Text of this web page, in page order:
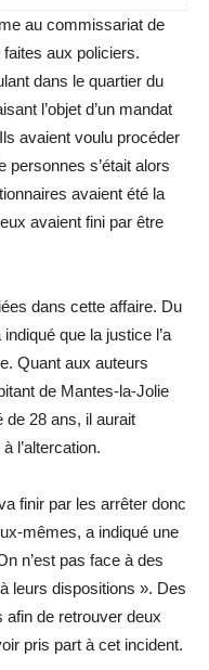
au commissariat de
aux policiers.
dans le quartier du
l’objet d’un mandat
avaient voulu procéder
personnes s’était alors
avaient été la
avaient fini par être
dans cette affaire. Du
que la justice l’a
Quant aux auteurs
de Mantes-la-Jolie
de 28 ans, il aurait
l’altercation.
finir par les arrêter donc
mêmes, a indiqué une
n’est pas face à des
leurs dispositions ». Des
afin de retrouver deux
pris part à cet incident.